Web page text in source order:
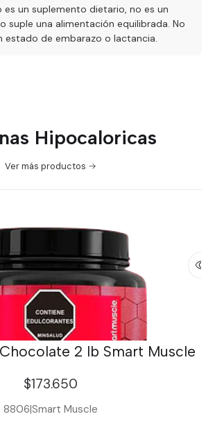
un suplemento dietario, no es un
suple una alimentación equilibrada. No
estado de embarazo o lactancia.
Hipocaloricas
Ver más productos
2 lb Smart Muscle
$173.650
8806|Smart Muscle